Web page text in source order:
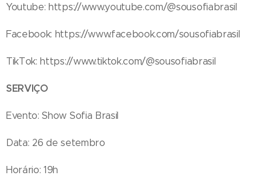
Youtube: https://www.youtube.com/@sousofiabrasil
Facebook: https://www.facebook.com/sousofiabrasil
TikTok: https://www.tiktok.com/@sousofiabrasil
SERVIÇO
Evento: Show Sofia Brasil
Data: 26 de setembro
Horário: 19h